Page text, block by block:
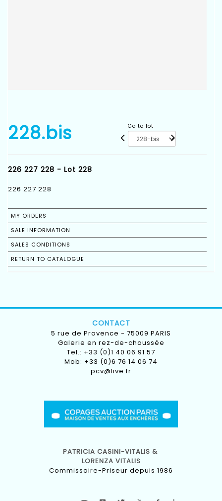
228.bis Go to lot
226 227 228 - Lot 228
226 227 228
MY ORDERS
SALE INFORMATION
SALES CONDITIONS
RETURN TO CATALOGUE
CONTACT
5 rue de Provence - 75009 PARIS
Galerie en rez-de-chaussée
Tel.: +33 (0)1 40 06 91 57
Mob: +33 (0)6 76 14 06 74
pcv@live.fr
PATRICIA CASINI-VITALIS &
LORENZA VITALIS
Commissaire-Priseur depuis 1986